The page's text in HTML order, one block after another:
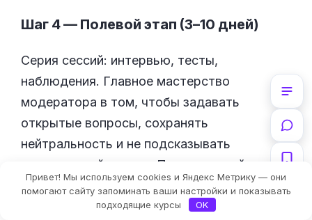
Шаг 4 — Полевой этап (3–10 дней)
Серия сессий: интервью, тесты,
наблюдения. Главное мастерство
модератора в том, чтобы задавать
открытые вопросы, сохранять
нейтральность и не подсказывать
правильный » ответ. После каждой сессии
остаются записи, заметки и первые
Привет! Мы используем cookies и Яндекс Метрику — они
помогают сайту запоминать ваши настройки и показывать
подходящие курсы
OK